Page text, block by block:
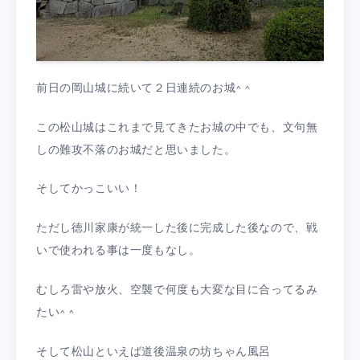
前日の岡山城に続いて２日連続のお城^ ^
この松山城はこれまで見てきたお城の中でも、文句無
しの難攻不落のお城だと思いました。
そしてかっこいい！
ただし徳川家康が統一した後に完成した後なので、戦
いで使われる事は一度もなし。
むしろ雷や放火、空襲で何度も大変な目に合ってるみ
たい^ ^
そして松山といえば道後温泉の坊ちゃん風呂